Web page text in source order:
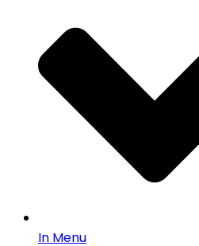
In Menu